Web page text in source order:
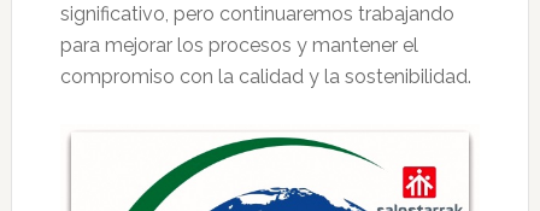
significativo, pero continuaremos trabajando
para mejorar los procesos y mantener el
compromiso con la calidad y la sostenibilidad.